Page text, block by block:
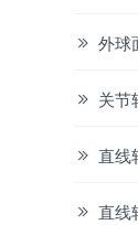
外球
关节
直线
直线